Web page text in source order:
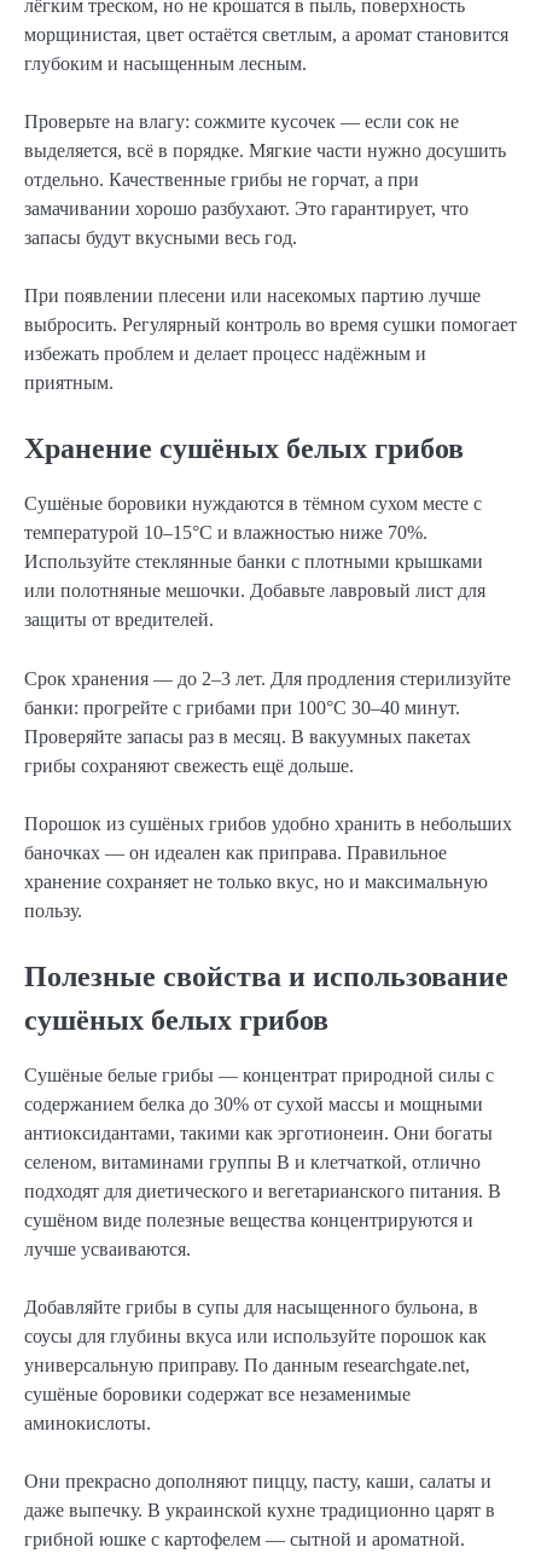
лёгким треском, но не крошатся в пыль, поверхность
морщинистая, цвет остаётся светлым, а аромат становится
глубоким и насыщенным лесным.
Проверьте на влагу: сожмите кусочек — если сок не
выделяется, всё в порядке. Мягкие части нужно досушить
отдельно. Качественные грибы не горчат, а при
замачивании хорошо разбухают. Это гарантирует, что
запасы будут вкусными весь год.
При появлении плесени или насекомых партию лучше
выбросить. Регулярный контроль во время сушки помогает
избежать проблем и делает процесс надёжным и
приятным.
Хранение сушёных белых грибов
Сушёные боровики нуждаются в тёмном сухом месте с
температурой 10–15°C и влажностью ниже 70%.
Используйте стеклянные банки с плотными крышками
или полотняные мешочки. Добавьте лавровый лист для
защиты от вредителей.
Срок хранения — до 2–3 лет. Для продления стерилизуйте
банки: прогрейте с грибами при 100°C 30–40 минут.
Проверяйте запасы раз в месяц. В вакуумных пакетах
грибы сохраняют свежесть ещё дольше.
Порошок из сушёных грибов удобно хранить в небольших
баночках — он идеален как приправа. Правильное
хранение сохраняет не только вкус, но и максимальную
пользу.
Полезные свойства и использование
сушёных белых грибов
Сушёные белые грибы — концентрат природной силы с
содержанием белка до 30% от сухой массы и мощными
антиоксидантами, такими как эрготионеин. Они богаты
селеном, витаминами группы B и клетчаткой, отлично
подходят для диетического и вегетарианского питания. В
сушёном виде полезные вещества концентрируются и
лучше усваиваются.
Добавляйте грибы в супы для насыщенного бульона, в
соусы для глубины вкуса или используйте порошок как
универсальную приправу. По данным researchgate.net,
сушёные боровики содержат все незаменимые
аминокислоты.
Они прекрасно дополняют пиццу, пасту, каши, салаты и
даже выпечку. В украинской кухне традиционно царят в
грибной юшке с картофелем — сытной и ароматной.